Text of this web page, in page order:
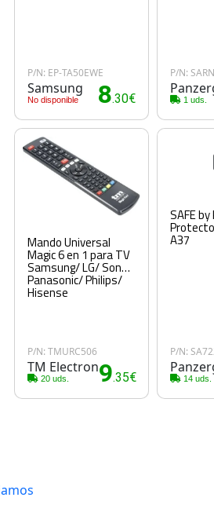
P/N: EP-TA50EWE
Samsung
No disponible 8.30€
P/N:
1 uds.
Mando Universal
Magic 6 en 1 para TV
Samsung/ LG/ Sony/
Panasonic/ Philips/
Hisense
P/N: TMURC506
TM Electron
20 uds. 9.35€
SAFE
A37
P/N:
14 uds.